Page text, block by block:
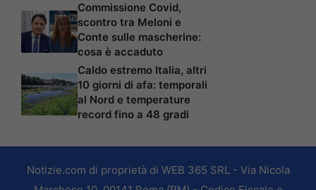
Commissione Covid,
scontro tra Meloni e
Conte sulle mascherine:
cosa è accaduto
Caldo estremo Italia, altri
10 giorni di afa: temporali
al Nord e temperature
record fino a 48 gradi
Notizie.com di proprietà di WEB 365 SRL - Via Nicola